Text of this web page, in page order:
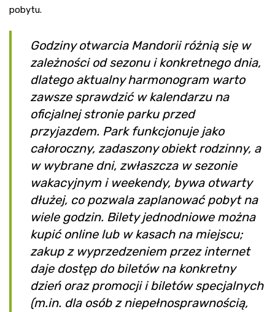
pobytu.
Godziny otwarcia Mandorii różnią się w
zależności od sezonu i konkretnego dnia,
dlatego aktualny harmonogram warto
zawsze sprawdzić w kalendarzu na
oficjalnej stronie parku przed
przyjazdem. Park funkcjonuje jako
całoroczny, zadaszony obiekt rodzinny, a
w wybrane dni, zwłaszcza w sezonie
wakacyjnym i weekendy, bywa otwarty
dłużej, co pozwala zaplanować pobyt na
wiele godzin. Bilety jednodniowe można
kupić online lub w kasach na miejscu;
zakup z wyprzedzeniem przez internet
daje dostęp do biletów na konkretny
dzień oraz promocji i biletów specjalnych
(m.in. dla osób z niepełnosprawnością,